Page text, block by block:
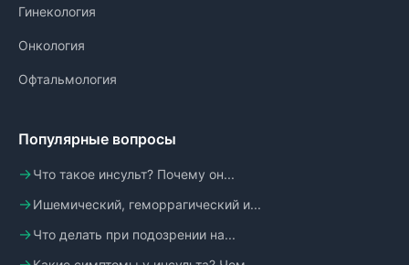
Гинекология
Онкология
Офтальмология
Популярные вопросы
Что такое инсульт? Почему он...
Ишемический, геморрагический и...
Что делать при подозрении на...